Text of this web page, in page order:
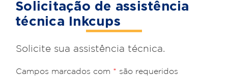
Solicitação de assistência
técnica Inkcups
Solicite sua assistência técnica.
Campos marcados com * são requeridos